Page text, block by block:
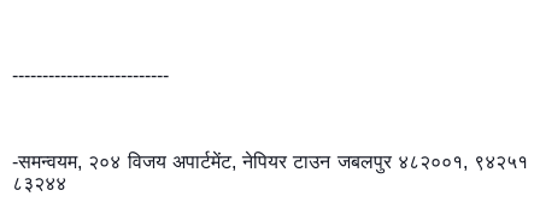
--------------------------
-समन्वयम, २०४ विजय अपार्टमेंट, नेपियर टाउन जबलपुर ४८२००१, ९४२५१
८३२४४